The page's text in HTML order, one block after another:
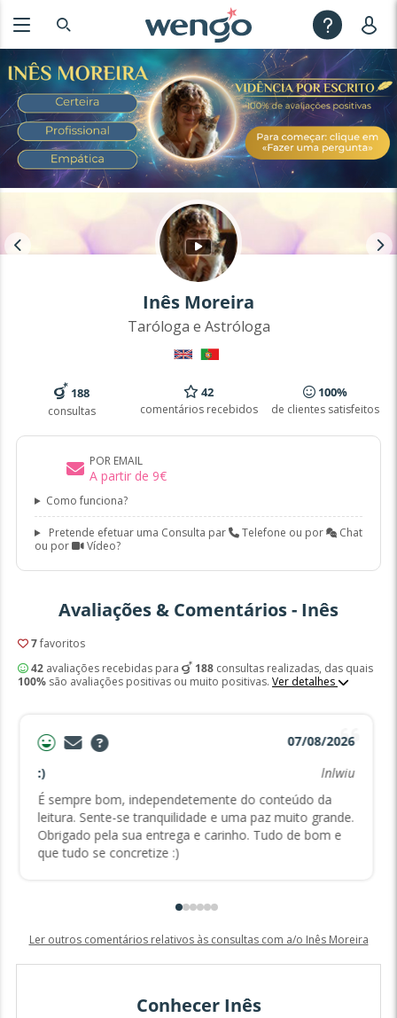
Inês Moreira
Taróloga e Astróloga
188
consultas
42
comentários recebidos
100%
de clientes satisfeitos
POR EMAIL
A partir de 9€
Como funciona?
Pretende efetuar uma Consulta par Telefone ou por
Chat
ou por
Vídeo?
Avaliações & Comentários - Inês
7favoritos
42avaliações recebidas para 188consultas realizadas, das quais
100%são avaliações positivas ou muito positivas. Ver detalhes
07/08/2026
:)
lnlwiu
É sempre bom, independetemente do conteúdo da
leitura. Sente-se tranquilidade e uma paz muito grande.
Obrigado pela sua entrega e carinho. Tudo de bom e
que tudo se concretize :)
Ler outros comentários relativos às consultas com a/o Inês Moreira
Conhecer Inês